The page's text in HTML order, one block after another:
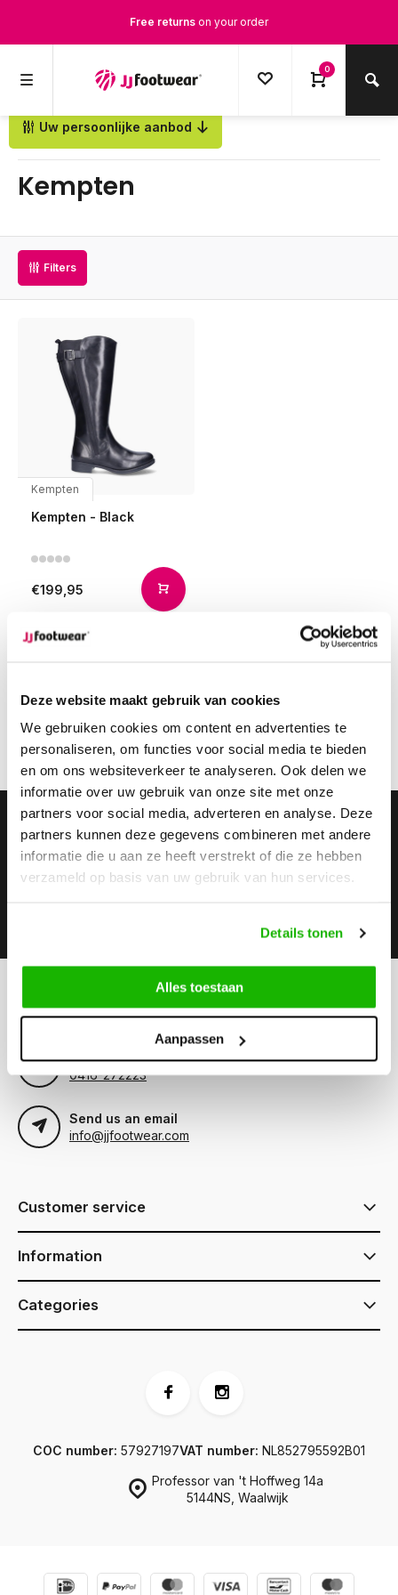
Deze website maakt gebruik van cookies
We gebruiken cookies om content en advertenties te
personaliseren, om functies voor social media te bieden
en om ons websiteverkeer te analyseren. Ook delen we
informatie over uw gebruik van onze site met onze
partners voor social media, adverteren en analyse. Deze
partners kunnen deze gegevens combineren met andere
informatie die u aan ze heeft verstrekt of die ze hebben
verzameld op basis van uw gebruik van hun services.
Details tonen
Alles toestaan
Aanpassen
Free returns on your order
0
Uw persoonlijke aanbod
Kempten
Filters
Kempten
Kempten - Black
€199,95
Compare
Page 1 of 1
Stay up to date
Subscribe to our newsletter to stay updated.
Can we help?
Call us
0416-272223
Send us an email
info@jjfootwear.com
Customer service
Information
Categories
Professor van 't Hoffweg 14a
5144NS, Waalwijk
COC number: 57927197VAT number: NL852795592B01